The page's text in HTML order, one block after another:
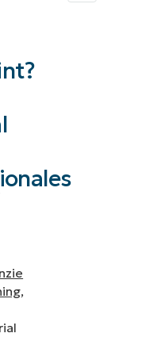
,
sirve un
endpoint?
¿Qué es la
5 buenas
gestión
de